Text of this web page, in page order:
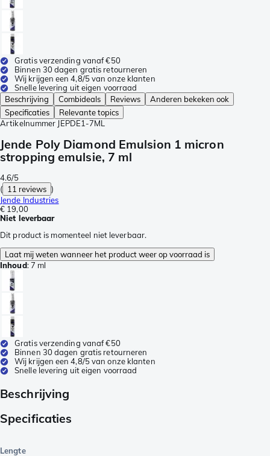
Gratis verzending vanaf €50
Binnen 30 dagen gratis retourneren
Wij krijgen een 4,8/5 van onze klanten
Snelle levering uit eigen voorraad
Beschrijving
Combideals Reviews
Anderen bekeken ook
Specificaties
Relevante topics
Artikelnummer JEPDE1-7ML
Jende Poly Diamond Emulsion 1 micron
stropping emulsie, 7 ml
4.6/5
( 11 reviews )
Jende Industries
€ 19,00
Niet leverbaar
Dit product is momenteel niet leverbaar.
Laat mij weten wanneer het product weer op voorraad is
Inhoud:7 ml
Gratis verzending vanaf €50
Binnen 30 dagen gratis retourneren
Wij krijgen een 4,8/5 van onze klanten
Snelle levering uit eigen voorraad
Beschrijving
Specificaties
Lengte